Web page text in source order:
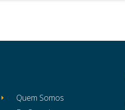
Quem Somos